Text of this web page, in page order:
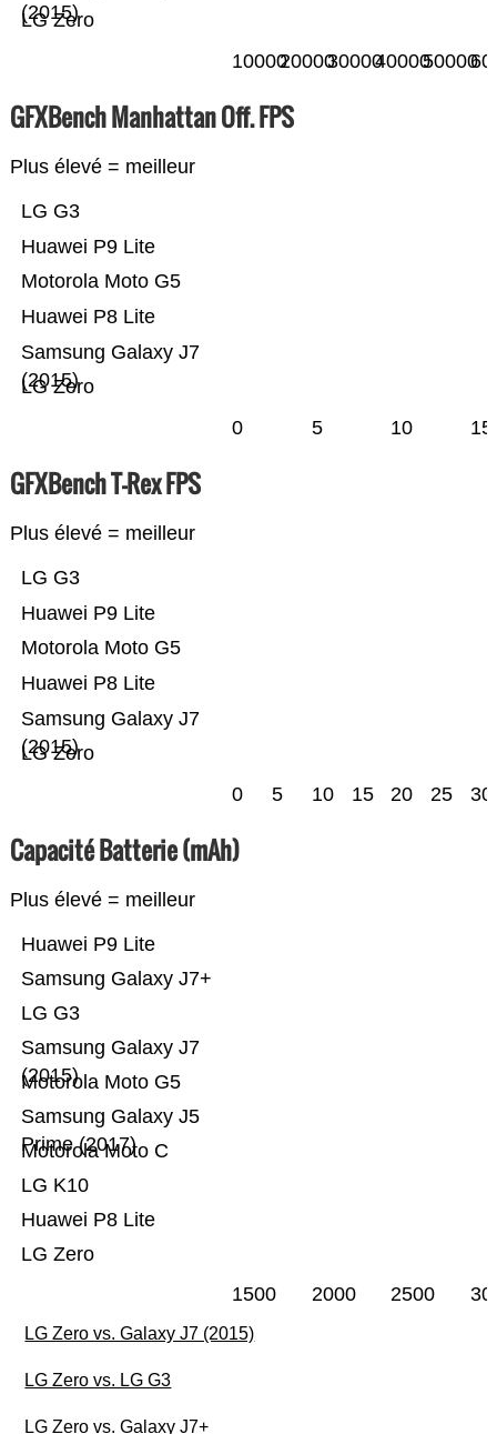
LG Zero
(2015)
1000020000300004000050000
GFXBench Manhattan Off. FPS
Plus élevé = meilleur
LG Zero
Samsung Galaxy J7
(2015)
Huawei P8 Lite
Motorola Moto G5
Huawei P9 Lite
LG G3
0 5 10 15
GFXBench T-Rex FPS
Plus élevé = meilleur
LG Zero
Samsung Galaxy J7
(2015)
Huawei P8 Lite
Motorola Moto G5
Huawei P9 Lite
LG G3
0 5 10 15 20 25 30
Capacité Batterie (mAh)
Plus élevé = meilleur
LG Zero
Huawei P8 Lite
LG K10
Motorola Moto C
Samsung Galaxy J5
Prime (2017)
Motorola Moto G5
Samsung Galaxy J7
(2015)
LG G3
Samsung Galaxy J7+
Huawei P9 Lite
1500 2000 2500
LG Zero vs. Galaxy J7 (2015)
LG Zero vs. LG G3
LG Zero vs. Galaxy J7+